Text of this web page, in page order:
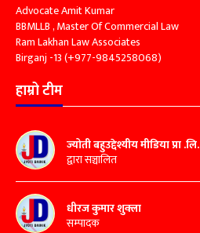
Advocate Amit Kumar
BBMLLB , Master Of Commercial Law
Ram Lakhan Law Associates
Birganj -13 (+977-9845258068)
हाम्रो टीम
ज्योती बहुउद्देश्यीय मीडिया प्रा .लि.
द्वारा सञ्चालित
धीरज कुमार शुक्ला
सम्पादक